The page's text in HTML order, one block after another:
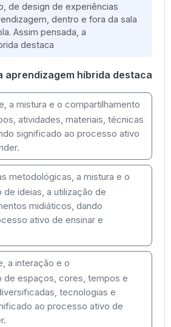
de design de experiências
dentro e fora da sala
Assim pensada, a
destaca
aprendizagem híbrida destaca
a mistura e o compartilhamento
atividades, materiais, técnicas
significado ao processo ativo
metodológicas, a mistura e o
ideias, a utilização de
midiáticos, dando
ativo de ensinar e
a interação e o
de espaços, cores, tempos e
tecnologias e
ao processo ativo de